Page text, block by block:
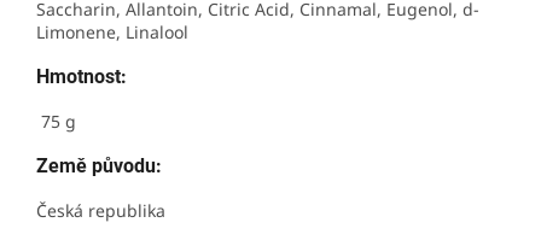
Saccharin, Allantoin, Citric Acid, Cinnamal, Eugenol, d-
Limonene, Linalool
Hmotnost:
75 g
Země původu:
Česká republika